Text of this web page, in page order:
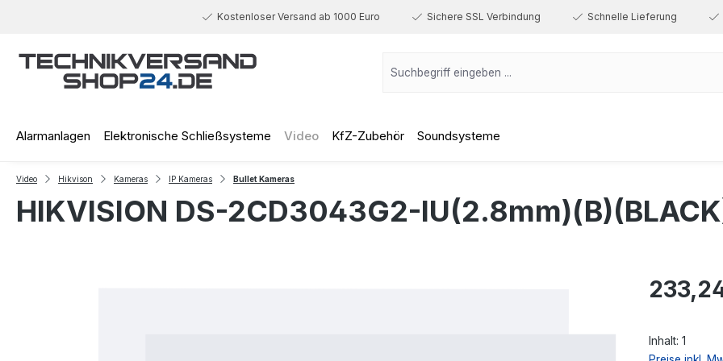
Kostenloser Versand ab 1000 Euro Sichere SSL Verbindung Schnelle Lieferung
Alarmanlagen Elektronische Schließsysteme Video KfZ-Zubehör Soundsysteme
Video Hikvison Kameras IP Kameras Bullet Kameras
HIKVISION DS-2CD3043G2-
Regulärer Preis:
Inhalt: 1